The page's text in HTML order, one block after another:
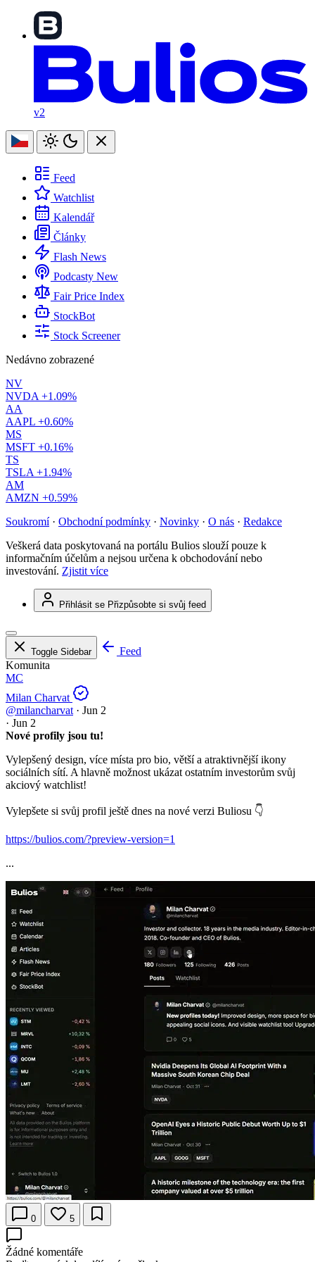
v2
Feed
Watchlist
Kalendář
Články
Flash News
Podcasty New
Fair Price Index
StockBot
Stock Screener
Nedávno zobrazené
NV
NVDA +1.09%
AA
AAPL +0.60%
MS
MSFT +0.16%
TS
TSLA +1.94%
AM
AMZN +0.59%
Soukromí · Obchodní podmínky · Novinky · O nás · Redakce
Veškerá data poskytovaná na portálu Bulios slouží pouze k
informačním účelům a nejsou určena k obchodování nebo
investování. Zjistit více
Přihlásit se Přizpůsobte si svůj feed
Toggle Sidebar
Feed
Komunita
MC
Milan Charvat
@milancharvat · Jun 2
· Jun 2
Nové profily jsou tu!
Vylepšený design, více místa pro bio, větší a atraktivnější ikony
sociálních sítí. A hlavně možnost ukázat ostatním investorům svůj
akciový watchlist!
Vylepšete si svůj profil ještě dnes na nové verzi Buliosu 👇
https://bulios.com/?preview-version=1
...
0 5
Žádné komentáře